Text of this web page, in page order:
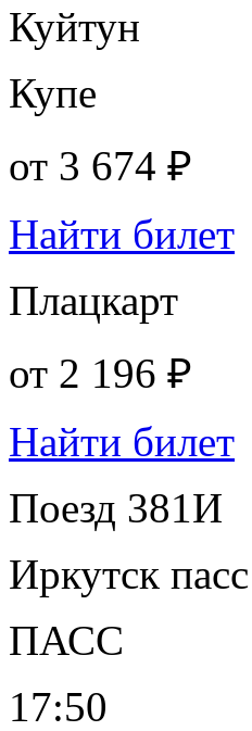
Куйтун
Купе
от 3 674 ₽
Найти билет
Плацкарт
от 2 196 ₽
Найти билет
Поезд 381И
Иркутск
ПАСС
17:50